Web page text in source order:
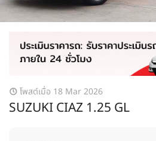
โพสต์เมื่อ 18 Mar 2026
SUZUKI CIAZ 1.25 GL